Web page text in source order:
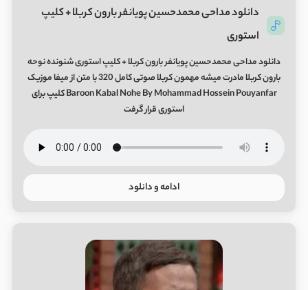
دانلود مداحی محمدحسین پویانفر بارون کربلا + کلیپ
استوری
دانلود مداحی محمدحسین پویانفر بارون کربلا + کلیپ استوری شنونده نوحه
بارون کربلا مادرت میشه مهمون کربلا صوتی کامل 320 با متن از میفا موزیک
Baroon Kabal Nohe By Mohammad Hossein Pouyanfar کلیپ برای
استوری قرار گرفت
ادامه و دانلود